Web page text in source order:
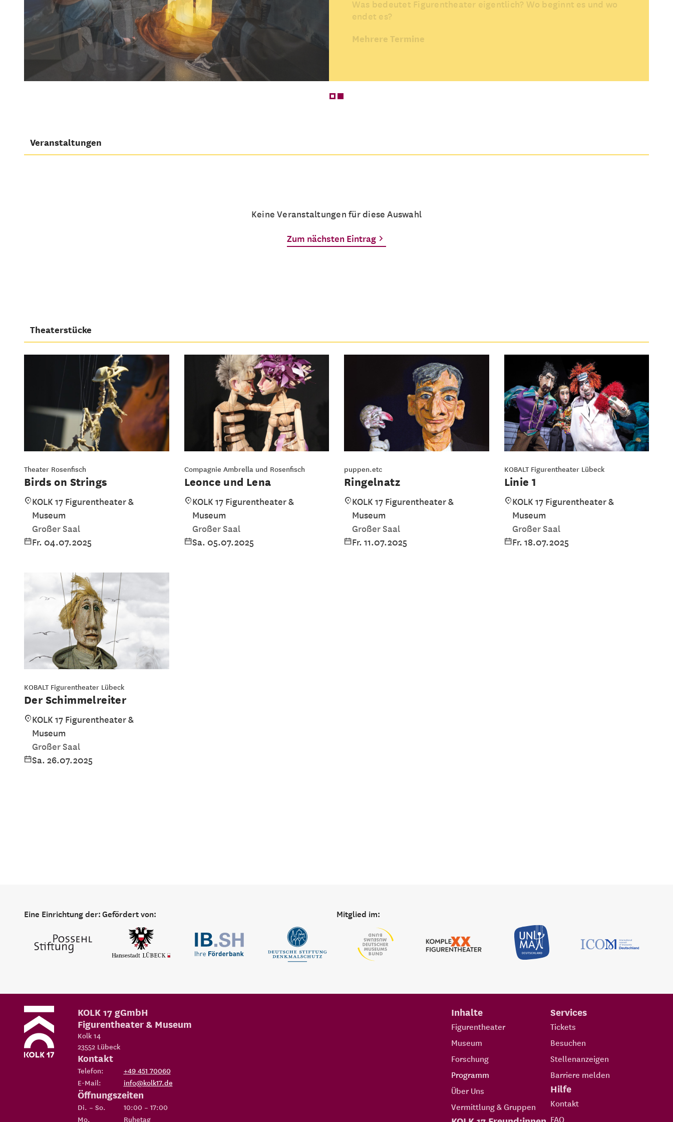
Was bedeutet Figurentheater eigentlich? Wo beginnt es und wo
endet es?
Mehrere Termine
Veranstaltungen
Keine Veranstaltungen für diese Auswahl
Zum nächsten Eintrag
Theaterstücke
Theater Rosenfisch
Birds on Strings
KOLK 17 Figurentheater &
Museum
Großer Saal
Fr. 04.07.2025
Compagnie Ambrella und Rosenfisch
Leonce und Lena
KOLK 17 Figurentheater &
Museum
Großer Saal
Sa. 05.07.2025
puppen.etc
Ringelnatz
KOLK 17 Figurentheater &
Museum
Großer Saal
Fr. 11.07.2025
KOBALT Figurentheater Lübeck
Linie 1
KOLK 17 Figurentheater &
Museum
Großer Saal
Fr. 18.07.2025
KOBALT Figurentheater Lübeck
Der Schimmelreiter
KOLK 17 Figurentheater &
Museum
Großer Saal
Sa. 26.07.2025
Eine Einrichtung der:Gefördert von: Mitglied im:
Inhalte
Figurentheater
Museum
Forschung
Programm
Über Uns
Vermittlung & Gruppen
Services
Tickets
Besuchen
Stellenanzeigen
Barriere melden
Hilfe
Kontakt
FAQ
KOLK 17 gGmbH
Figurentheater & Museum
Kolk 14
23552 Lübeck
Kontakt
Telefon:
+49 451 70060
E-Mail:
info@kolk17.de
Öffnungszeiten
Di. – So.
10:00 – 17:00
Mo.
Ruhetag